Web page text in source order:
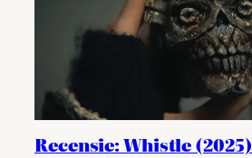
Recensie: Whistle (2025)